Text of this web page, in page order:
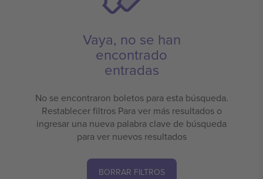
Vaya, no se han
encontrado
entradas
No se encontraron boletos para esta búsqueda.
Restablecer filtros Para ver más resultados o
ingresar una nueva palabra clave de búsqueda
para ver nuevos resultados
BORRAR FILTROS